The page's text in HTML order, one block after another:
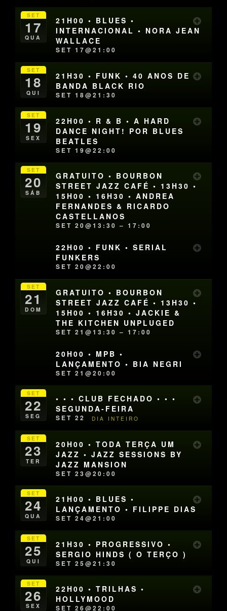
SET
17
QUA
21H00 • BLUES •
INTERNACIONAL • NORA JEAN
WALLACE
SET 17@21:00
SET
18
QUI
21H30 • FUNK • 40 ANOS DE
BANDA BLACK RIO
SET 18@21:30
SET
19
SEX
22H00 • R & B • A HARD
DANCE NIGHT! POR BLUES
BEATLES
SET 19@22:00
SET
20
SÁB
GRATUITO • BOURBON
STREET JAZZ CAFÉ • 13H30 •
15H00 • 16H30 • ANDREA
FERNANDES & RICARDO
CASTELLANOS
SET 20@13:30 – 17:00
22H00 • FUNK • SERIAL
FUNKERS
SET 20@22:00
SET
21
DOM
GRATUITO • BOURBON
STREET JAZZ CAFÉ • 13H30 •
15H00 • 16H30 • JACKIE &
THE KITCHEN UNPLUGED
SET 21@13:30 – 17:00
20H00 • MPB •
LANÇAMENTO • BIA NEGRI
SET 21@20:00
SET
22
SEG
• • • CLUB FECHADO • • •
SEGUNDA-FEIRA
SET 22 DIA INTEIRO
SET
23
TER
20H00 • TODA TERÇA UM
JAZZ • JAZZ SESSIONS BY
JAZZ MANSION
SET 23@20:00
SET
24
QUA
21H00 • BLUES •
LANÇAMENTO • FILIPPE DIAS
SET 24@21:00
SET
25
QUI
21H30 • PROGRESSIVO •
SERGIO HINDS ( O TERÇO )
SET 25@21:30
SET
26
SEX
22H00 • TRILHAS •
HOLLYMOOD
SET 26@22:00